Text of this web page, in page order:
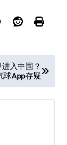
入中国？
球App存疑